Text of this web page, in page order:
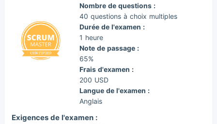
Nombre de questions :
40 questions à choix multiples
Durée de l'examen :
1 heure
Note de passage :
65%
Frais d'examen :
200 USD
Langue de l'examen :
Anglais
Exigences de l'examen :